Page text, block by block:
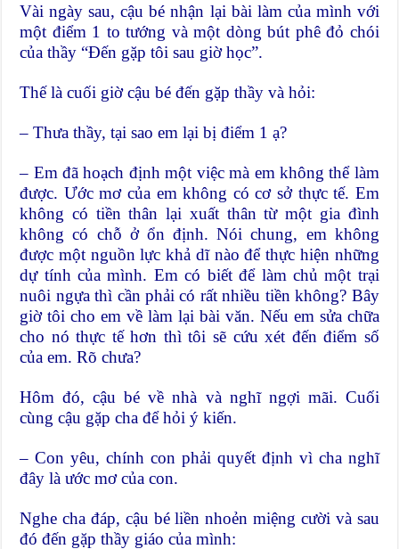
Vài ngày sau, cậu bé nhận lại bài làm của mình với
một điểm 1 to tướng và một dòng bút phê đỏ chói
của thầy “Đến gặp tôi sau giờ học”.
Thế là cuối giờ cậu bé đến gặp thầy và hỏi:
– Thưa thầy, tại sao em lại bị điểm 1 ạ?
– Em đã hoạch định một việc mà em không thể làm
được. Ước mơ của em không có cơ sở thực tế. Em
không có tiền thân lại xuất thân từ một gia đình
không có chỗ ở ổn định. Nói chung, em không
được một nguồn lực khả dĩ nào để thực hiện những
dự tính của mình. Em có biết để làm chủ một trại
nuôi ngựa thì cần phải có rất nhiều tiền không? Bây
giờ tôi cho em về làm lại bài văn. Nếu em sửa chữa
cho nó thực tế hơn thì tôi sẽ cứu xét đến điểm số
của em. Rõ chưa?
Hôm đó, cậu bé về nhà và nghĩ ngợi mãi. Cuối
cùng cậu gặp cha để hỏi ý kiến.
– Con yêu, chính con phải quyết định vì cha nghĩ
đây là ước mơ của con.
Nghe cha đáp, cậu bé liền nhoẻn miệng cười và sau
đó đến gặp thầy giáo của mình: